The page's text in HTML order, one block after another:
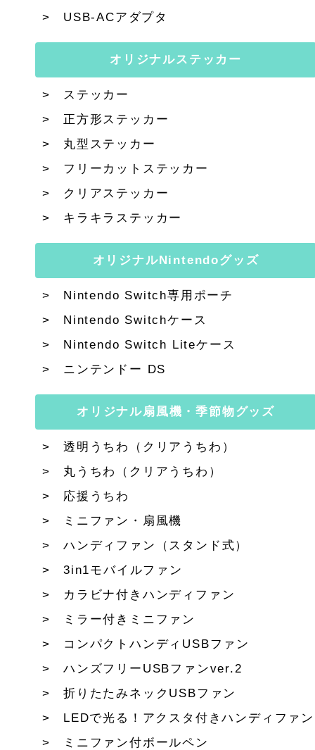
USB-ACアダプタ
オリジナルステッカー
ステッカー
正方形ステッカー
丸型ステッカー
フリーカットステッカー
クリアステッカー
キラキラステッカー
オリジナルNintendoグッズ
Nintendo Switch専用ポーチ
Nintendo Switchケース
Nintendo Switch Liteケース
ニンテンドー DS
オリジナル扇風機・季節物グッズ
透明うちわ（クリアうちわ）
丸うちわ（クリアうちわ）
応援うちわ
ミニファン・扇風機
ハンディファン（スタンド式）
3in1モバイルファン
カラビナ付きハンディファン
ミラー付きミニファン
コンパクトハンディUSBファン
ハンズフリーUSBファンver.2
折りたたみネックUSBファン
LEDで光る！アクスタ付きハンディファン
ミニファン付ボールペン